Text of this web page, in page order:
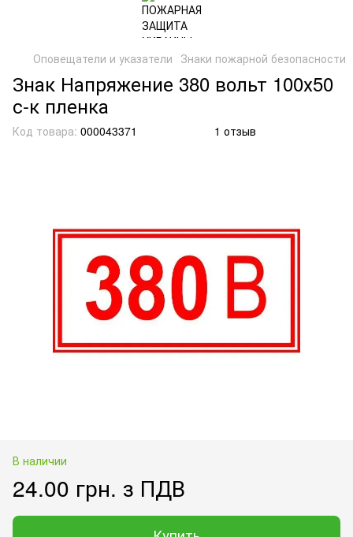
Оповещатели и указатели Знаки пожарной безопасности
Знак Напряжение 380 вольт 100х50
с-к пленка
Код товара: 000043371 1 отзыв
В наличии
24.00 грн. з ПДВ